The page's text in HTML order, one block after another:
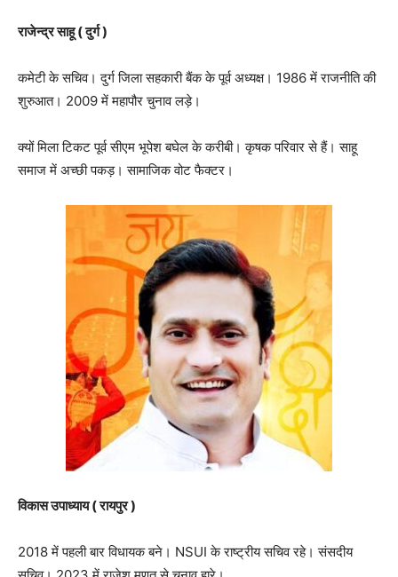
राजेन्द्र साहू ( दुर्ग )
कमेटी के सचिव। दुर्ग जिला सहकारी बैंक के पूर्व अध्यक्ष। 1986 में राजनीति की
शुरुआत। 2009 में महापौर चुनाव लड़े।
क्यों मिला टिकट पूर्व सीएम भूपेश बघेल के करीबी। कृषक परिवार से हैं। साहू
समाज में अच्छी पकड़। सामाजिक वोट फैक्टर।
विकास उपाध्याय ( रायपुर )
2018 में पहली बार विधायक बने। NSUI के राष्ट्रीय सचिव रहे। संसदीय